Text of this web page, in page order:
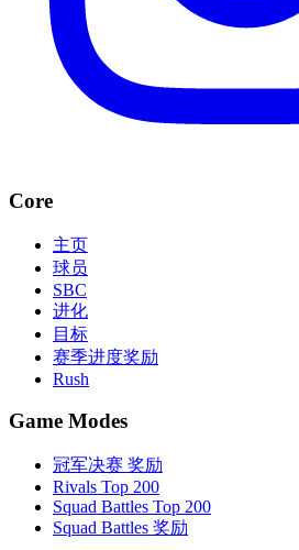
Core
主页
球员
SBC
进化
目标
赛季进度奖励
Rush
Game Modes
冠军决赛 奖励
Rivals Top 200
Squad Battles Top 200
Squad Battles 奖励